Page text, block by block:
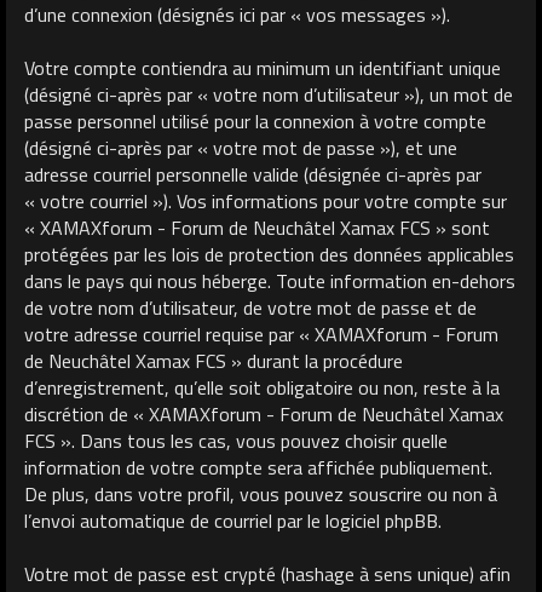
d’une connexion (désignés ici par « vos messages »).
Votre compte contiendra au minimum un identifiant unique
(désigné ci-après par « votre nom d’utilisateur »), un mot de
passe personnel utilisé pour la connexion à votre compte
(désigné ci-après par « votre mot de passe »), et une
adresse courriel personnelle valide (désignée ci-après par
« votre courriel »). Vos informations pour votre compte sur
« XAMAXforum - Forum de Neuchâtel Xamax FCS » sont
protégées par les lois de protection des données applicables
dans le pays qui nous héberge. Toute information en-dehors
de votre nom d’utilisateur, de votre mot de passe et de
votre adresse courriel requise par « XAMAXforum - Forum
de Neuchâtel Xamax FCS » durant la procédure
d’enregistrement, qu’elle soit obligatoire ou non, reste à la
discrétion de « XAMAXforum - Forum de Neuchâtel Xamax
FCS ». Dans tous les cas, vous pouvez choisir quelle
information de votre compte sera affichée publiquement.
De plus, dans votre profil, vous pouvez souscrire ou non à
l’envoi automatique de courriel par le logiciel phpBB.
Votre mot de passe est crypté (hashage à sens unique) afin